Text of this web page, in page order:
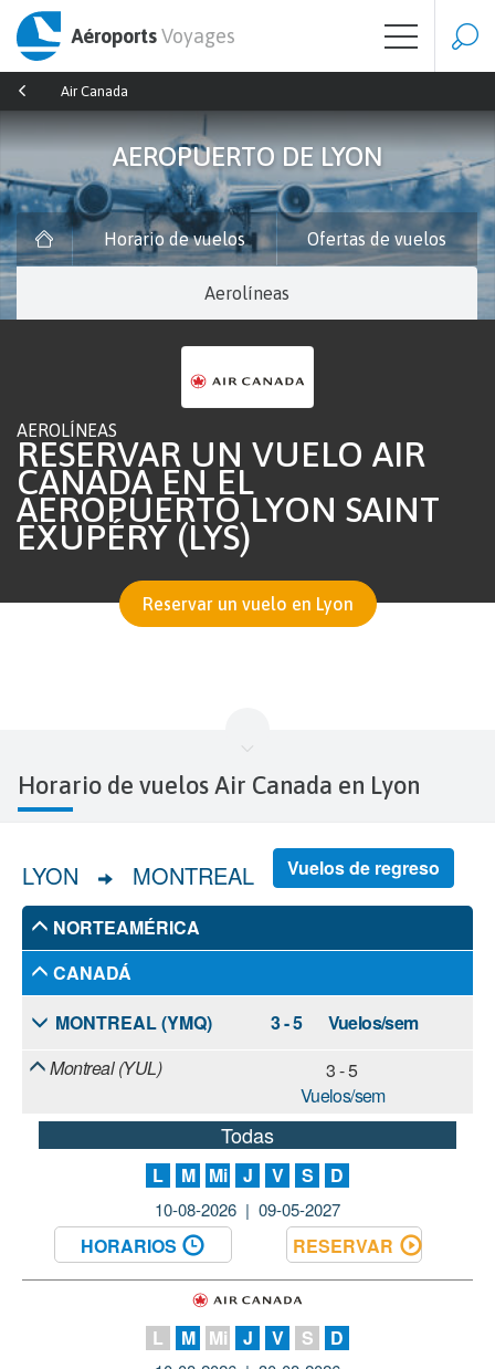
AéroportsVoyages
Air Canada
AEROPUERTO DE LYON
Horario de vuelos Ofertas de vuelos
Aerolíneas
AEROLÍNEAS
RESERVAR UN VUELO AIR
CANADA EN EL
AEROPUERTO LYON SAINT
EXUPÉRY (LYS)
Reservar un vuelo en Lyon
Horario de vuelos Air Canada en Lyon